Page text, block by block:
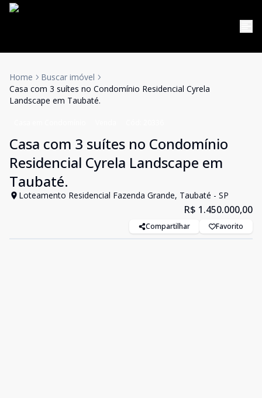
Home
Buscar imóvel
Casa com 3 suítes no Condomínio Residencial Cyrela
Landscape em Taubaté.
Casa com 3 suítes no Condomínio
Residencial Cyrela Landscape em
Taubaté.
Loteamento Residencial Fazenda Grande, Taubaté - SP
R$ 1.450.000,00
Compartilhar Favorito